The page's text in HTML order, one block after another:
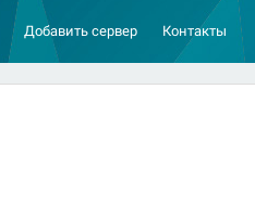
Добавить сервер Контакты